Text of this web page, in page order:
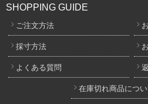
SHOPPING GUIDE
ご注文方法
採寸方法
よくある質問
在庫切れ商品につ